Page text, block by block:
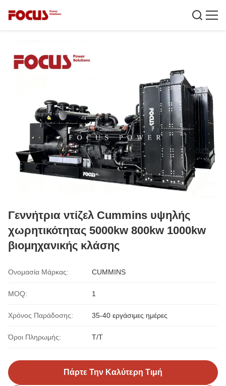
Γεννήτρια ντίζελ Cummins υψηλής
χωρητικότητας 5000kw 800kw 1000kw
βιομηχανικής κλάσης
Ονομασία Μάρκας: CUMMINS
MOQ: 1
Χρόνος Παράδοσης: 35-40 εργάσιμες ημέρες
Όροι Πληρωμής: T/T
Πάρτε Την Καλύτερη Τιμή